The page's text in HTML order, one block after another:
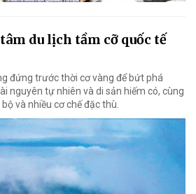
du lịch tầm cỡ quốc tế
đứng trước thời cơ vàng để bứt phá
nguyên tự nhiên và di sản hiếm có, cùng
và nhiều cơ chế đặc thù.